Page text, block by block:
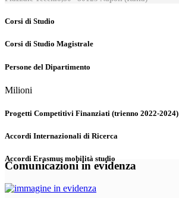
Corsi di Studio
Corsi di Studio Magistrale
Persone del Dipartimento
Milioni
Progetti Competitivi Finanziati (trienno 2022-2024)
Accordi Internazionali di Ricerca
Accordi Erasmus mobilità studio
Comunicazioni in evidenza